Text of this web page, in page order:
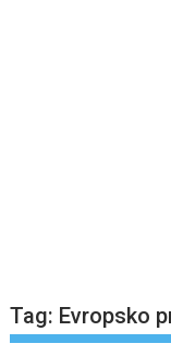
Tag: Evropsko